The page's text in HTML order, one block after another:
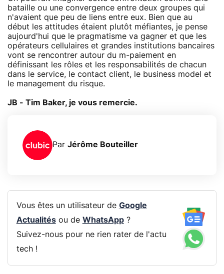
bataille ou une convergence entre deux groupes qui
n'avaient que peu de liens entre eux. Bien que au
début les attitudes étaient plutôt méfiantes, je pense
aujourd'hui que le pragmatisme va gagner et que les
opérateurs cellulaires et grandes institutions bancaires
vont se rencontrer autour du m-paiement en
définissant les rôles et les responsabilités de chacun
dans le service, le contact client, le business model et
le management du risque.
JB - Tim Baker, je vous remercie.
Par Jérôme Bouteiller
Vous êtes un utilisateur de Google
Actualitésou de WhatsApp?
Suivez-nous pour ne rien rater de l'actu
tech !